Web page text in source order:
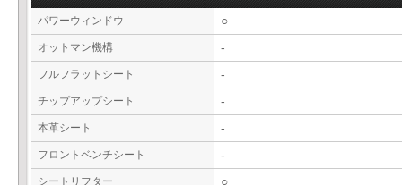
パワーウィンドウ ○
オットマン機構 -
フルフラットシート -
チップアップシート -
本革シート -
フロントベンチシート -
シートリフター ○